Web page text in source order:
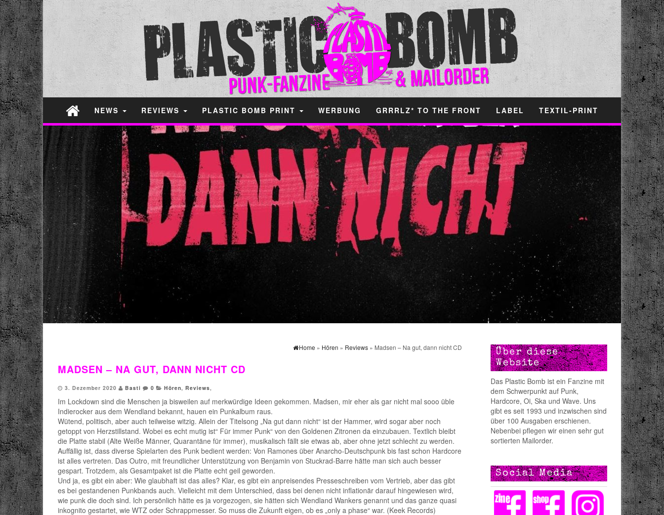
NEWS REVIEWS PLASTIC BOMB PRINT WERBUNG GRRRLZ* TO THE FRONT LABEL TEXTIL-PRINT
Home » Hören » Reviews» Madsen – Na gut, dann nicht CD
MADSEN – NA GUT, DANN NICHT CD
3. Dezember 2020 Basti 0 Hören, Reviews,
Im Lockdown sind die Menschen ja bisweilen auf merkwürdige Ideen gekommen. Madsen, mir eher als gar nicht mal sooo üble
Indierocker aus dem Wendland bekannt, hauen ein Punkalbum raus.
Wütend, politisch, aber auch teilweise witzig. Allein der Titelsong „Na gut dann nicht“ ist der Hammer, wird sogar aber noch
getoppt von Herzstillstand. Wobei es echt mutig ist“ Für immer Punk“ von den Goldenen Zitronen da einzubauen. Textlich bleibt
die Platte stabil (Alte Weiße Männer, Quarantäne für immer), musikalisch fällt sie etwas ab, aber ohne jetzt schlecht zu werden.
Auffällig ist, dass diverse Spielarten des Punk bedient werden: Von Ramones über Anarcho-Deutschpunk bis fast schon Hardcore
ist alles vertreten. Das Outro, mit freundlicher Unterstützung von Benjamin von Stuckrad-Barre hätte man sich auch besser
gespart. Trotzdem, als Gesamtpaket ist die Platte echt geil geworden.
Und ja, es gibt ein aber: Wie glaubhaft ist das alles? Klar, es gibt ein anpreisendes Presseschreiben vom Vertrieb, aber das gibt
es bei gestandenen Punkbands auch. Vielleicht mit dem Unterschied, dass bei denen nicht inflationär darauf hingewiesen wird,
wie punk die doch sind. Ich persönlich hätte es ja vorgezogen, sie hätten sich Wendland Wankers genannt und das ganze quasi
inkognito gestartet, wie WTZ oder Schrappmesser. So muss die Zukunft eigen, ob es „only a phase“ war. (Keek Records)
Über diese
Website
Das Plastic Bomb ist ein Fanzine mit
dem Schwerpunkt auf Punk,
Hardcore, Oi, Ska und Wave. Uns
gibt es seit 1993 und inzwischen sind
über 100 Ausgaben erschienen.
Nebenbei pflegen wir einen sehr gut
sortierten Mailorder.
Social Media